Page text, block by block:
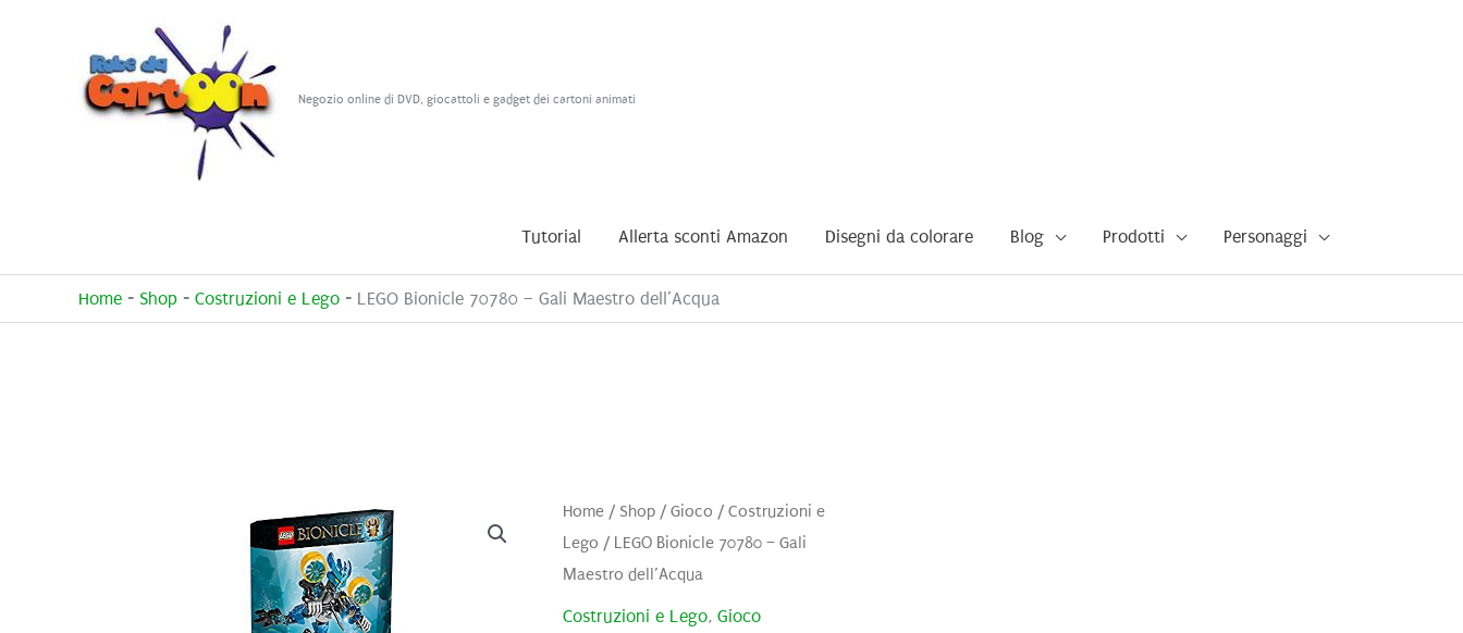
Negozio online di DVD, giocattoli e gadget dei cartoni animati
Tutorial Allerta sconti Amazon Disegni da colorare Blog Prodotti Personaggi
Home - Shop - Costruzioni e Lego - LEGO Bionicle 70780 – Gali Maestro dell’Acqua
Home/ Shop/ Gioco / Costruzioni e
Lego / LEGO Bionicle 70780 – Gali
Maestro dell’Acqua
Costruzioni e Lego, Gioco